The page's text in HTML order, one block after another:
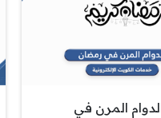
المرن في